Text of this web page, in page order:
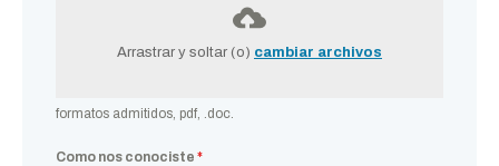
Arrastrar y soltar (o) cambiar archivos
formatos admitidos, pdf, .doc.
Como nos conociste *